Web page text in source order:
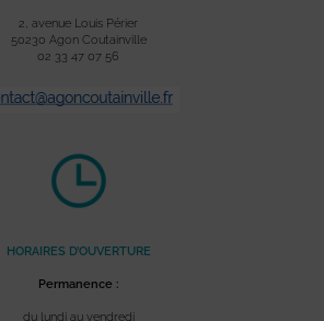
2, avenue Louis Périer
50230 Agon Coutainville
02 33 47 07 56
HORAIRES D’OUVERTURE
Permanence :
du lundi au vendredi